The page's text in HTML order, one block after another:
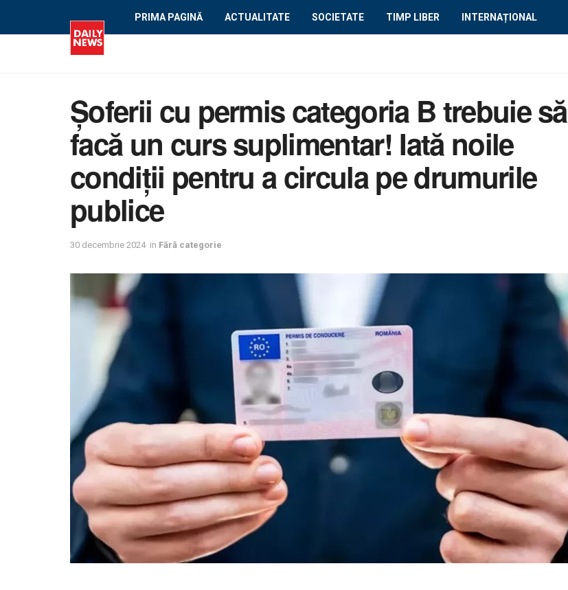
PRIMA PAGINĂ ACTUALITATE SOCIETATE TIMP LIBER INTERNAȚIONAL
Șoferii cu permis categoria B trebuie să
facă un curs suplimentar! Iată noile
condiții pentru a circula pe drumurile
publice
30 decembrie 2024 in Fără categorie